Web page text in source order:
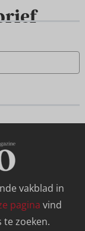
vakblad in
pagina vind
zoeken.